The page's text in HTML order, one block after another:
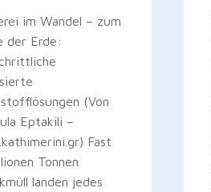
im Wandel – zum
der Erde:
(Von
Eptakili –
Fast
Tonnen
landen jedes